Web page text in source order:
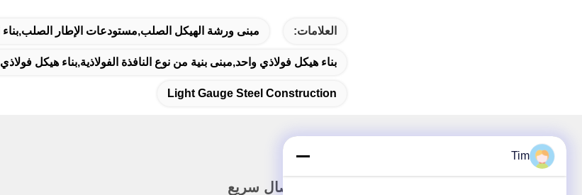
العلامات: مبنى ورشة الهيكل الصلب,مستودعات الإطار الصلب,بناء
بناء هيكل فولاذي واحد,مبنى بنية من نوع النافذة الفولاذية,بناء هيكل
Light Gauge Steel Construction
اتصال سريع
Tim